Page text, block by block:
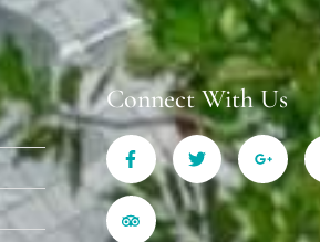
Connect With Us